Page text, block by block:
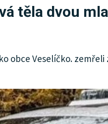
těla dvou
obce Veselíčko.